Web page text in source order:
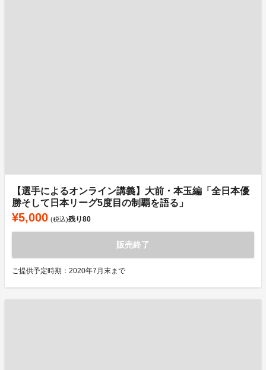
【選手によるオンライン講義】大前・本玉編「全日本優
勝そして日本リーグ5度目の制覇を語る」
¥5,000 (税込)残り80
販売終了
ご提供予定時期：2020年7月末まで